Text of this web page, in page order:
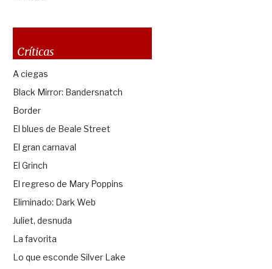
Críticas
A ciegas
Black Mirror: Bandersnatch
Border
El blues de Beale Street
El gran carnaval
El Grinch
El regreso de Mary Poppins
Eliminado: Dark Web
Juliet, desnuda
La favorita
Lo que esconde Silver Lake